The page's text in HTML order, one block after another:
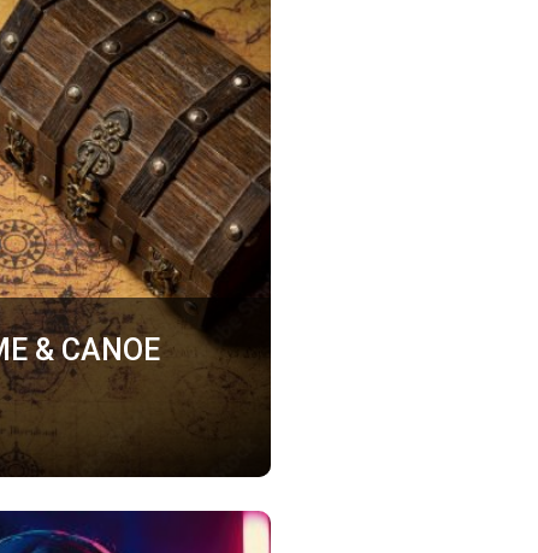
& CANOE